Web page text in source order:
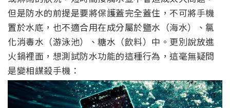
但是防水的前提是要將保護蓋完全蓋住，不可將手機
置於水底，也不適合用在成分屬於鹽水（海水）、氯
化消毒水（游泳池）、糖水（飲料）中。更別說放進
火鍋裡面，想測試防水功能的這種行為，這毫無疑問
是變相謀殺手機：